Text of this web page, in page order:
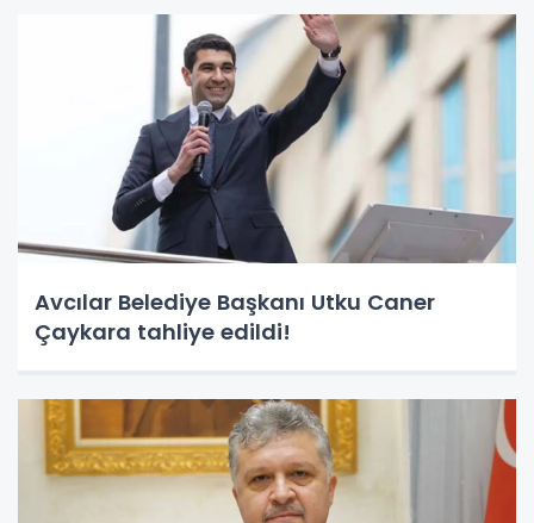
Avcılar Belediye Başkanı Utku Caner
Çaykara tahliye edildi!